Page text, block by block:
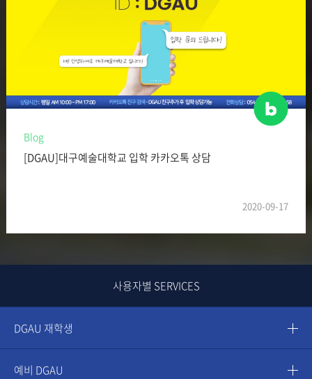
Blog
[DGAU]대구예술대학교 입학 카카오톡 상담
2020-09-17
사용자별 SERVICES
DGAU 재학생
예비 DGAU